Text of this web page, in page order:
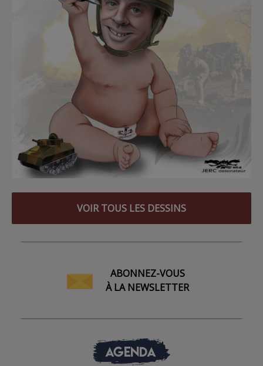
VOIR TOUS LES DESSINS
ABONNEZ-VOUS
À LA NEWSLETTER
AGENDA